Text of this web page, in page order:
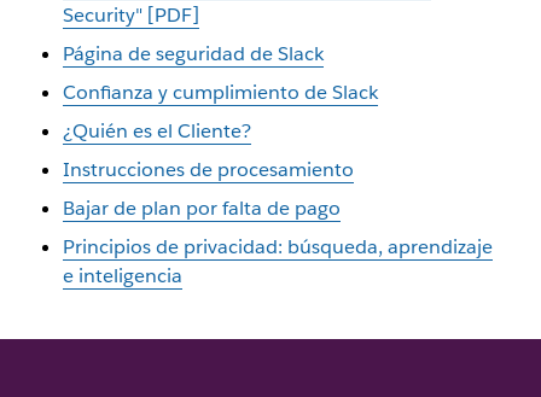
Security" [PDF]
Página de seguridad de Slack
Confianza y cumplimiento de Slack
¿Quién es el Cliente?
Instrucciones de procesamiento
Bajar de plan por falta de pago
Principios de privacidad: búsqueda, aprendizaje
e inteligencia